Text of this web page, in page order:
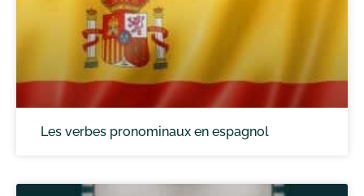
Les verbes pronominaux en espagnol